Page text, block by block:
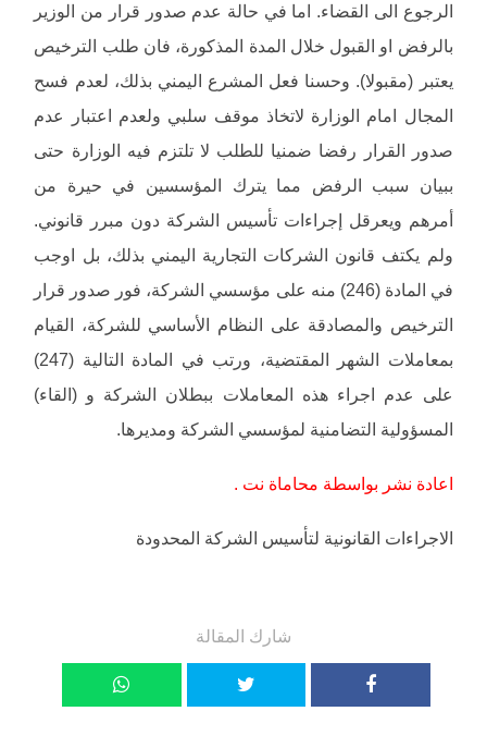
الرجوع الى القضاء. اما في حالة عدم صدور قرار من الوزير
بالرفض او القبول خلال المدة المذكورة، فان طلب الترخيص
يعتبر (مقبولا). وحسنا فعل المشرع اليمني بذلك، لعدم فسح
المجال امام الوزارة لاتخاذ موقف سلبي ولعدم اعتبار عدم
صدور القرار رفضا ضمنيا للطلب لا تلتزم فيه الوزارة حتى
ببيان سبب الرفض مما يترك المؤسسين في حيرة من
أمرهم ويعرقل إجراءات تأسيس الشركة دون مبرر قانوني.
ولم يكتف قانون الشركات التجارية اليمني بذلك، بل اوجب
في المادة (246) منه على مؤسسي الشركة، فور صدور قرار
الترخيص والمصادقة على النظام الأساسي للشركة، القيام
بمعاملات الشهر المقتضية، ورتب في المادة التالية (247)
على عدم اجراء هذه المعاملات ببطلان الشركة و (القاء)
المسؤولية التضامنية لمؤسسي الشركة ومديرها.
اعادة نشر بواسطة محاماة نت .
الاجراءات القانونية لتأسيس الشركة المحدودة
شارك المقالة